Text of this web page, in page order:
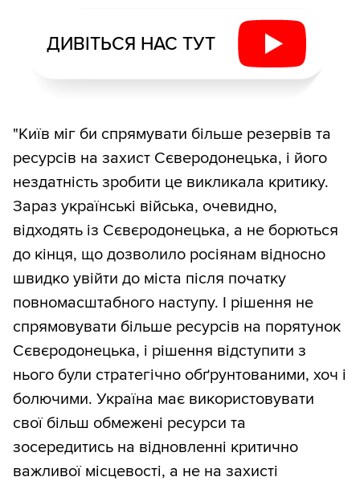
ДИВІТЬСЯ НАС ТУТ
"Київ міг би спрямувати більше резервів та
ресурсів на захист Сєверодонецька, і його
нездатність зробити це викликала критику.
Зараз українські війська, очевидно,
відходять із Сєвєродонецька, а не борються
до кінця, що дозволило росіянам відносно
швидко увійти до міста після початку
повномасштабного наступу. І рішення не
спрямовувати більше ресурсів на порятунок
Сєвєродонецька, і рішення відступити з
нього були стратегічно обґрунтованими, хоч і
болючими. Україна має використовувати
свої більш обмежені ресурси та
зосередитись на відновленні критично
важливої ​​місцевості, а не на захисті